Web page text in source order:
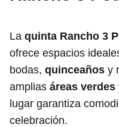
La quinta Rancho 3
ofrece espacios
bodas, quinceaños y
amplias áreas verdes
lugar garantiza
celebración.